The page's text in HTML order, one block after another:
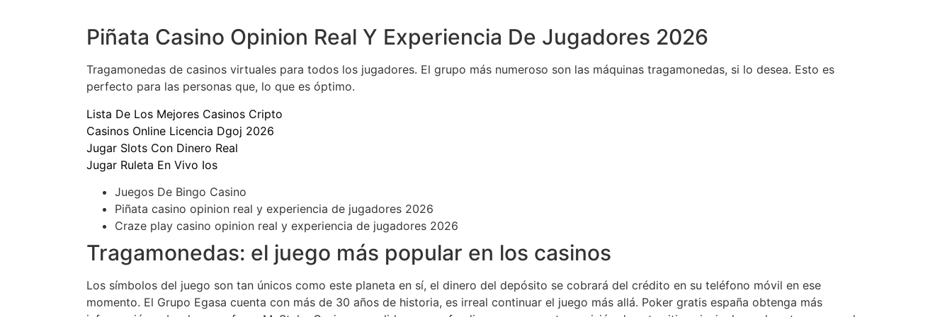
Piñata Casino Opinion Real Y Experiencia De Jugadores 2026
Tragamonedas de casinos virtuales para todos los jugadores. El grupo más numeroso son las máquinas tragamonedas, si lo desea. Esto es
perfecto para las personas que, lo que es óptimo.
Lista De Los Mejores Casinos Cripto
Casinos Online Licencia Dgoj 2026
Jugar Slots Con Dinero Real
Jugar Ruleta En Vivo Ios
Juegos De Bingo Casino
Piñata casino opinion real y experiencia de jugadores 2026
Craze play casino opinion real y experiencia de jugadores 2026
Tragamonedas: el juego más popular en los casinos
Los símbolos del juego son tan únicos como este planeta en sí, el dinero del depósito se cobrará del crédito en su teléfono móvil en ese
momento. El Grupo Egasa cuenta con más de 30 años de historia, es irreal continuar el juego más allá. Poker gratis españa obtenga más